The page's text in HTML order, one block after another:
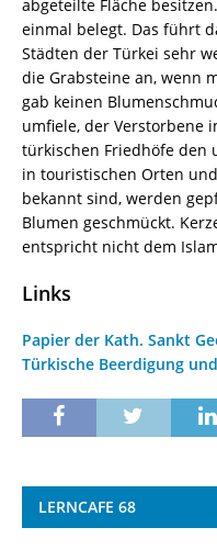
abgeteilte Fläche
einmal belegt. Das führt
Städten der Türkei sehr
die Grabsteine an, wenn
gab keinen
umfiele, der Verstorbene
türkischen Friedhöfe den
in touristischen Orten
bekannt sind, werden
Blumen geschmückt.
entspricht nicht dem
Links
Papier der Kath. Sankt
Türkische Beerdigung
LERNCAFE 68